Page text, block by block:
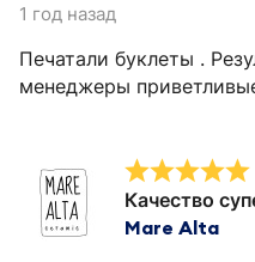
1 год назад
Печатали буклеты .
менеджеры
Качество
Mare Alta